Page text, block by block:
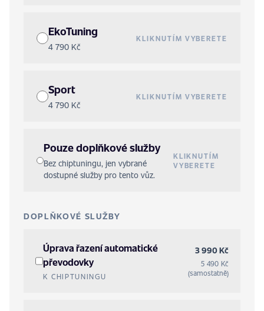
EkoTuning
4 790 Kč
KLIKNUTÍM VYBERETE
Sport
4 790 Kč
KLIKNUTÍM VYBERETE
Pouze doplňkové služby
Bez chiptuningu, jen vybrané
dostupné služby pro tento vůz.
KLIKNUTÍM
VYBERETE
DOPLŇKOVÉ SLUŽBY
Úprava řazení automatické
převodovky
K CHIPTUNINGU
3 990 Kč
5 490 Kč
(samostatně)